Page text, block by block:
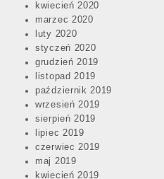
kwiecień 2020
marzec 2020
luty 2020
styczeń 2020
grudzień 2019
listopad 2019
październik 2019
wrzesień 2019
sierpień 2019
lipiec 2019
czerwiec 2019
maj 2019
kwiecień 2019